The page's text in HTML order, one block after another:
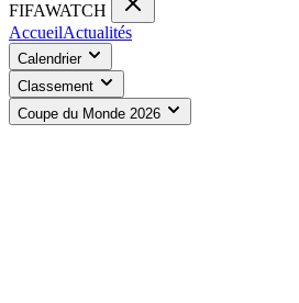
FIFAWATCH
AccueilActualités
Calendrier
Classement
Coupe du Monde 2026